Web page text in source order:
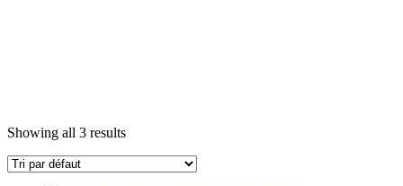
Showing all 3 results